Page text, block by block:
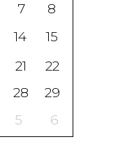
28 29
7
8
14
15
21
22
5 6